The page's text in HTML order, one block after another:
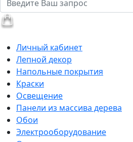
Личный кабинет
Лепной декор
Напольные покрытия
Краски
Освещение
Панели из массива дерева
Обои
Электрооборудование